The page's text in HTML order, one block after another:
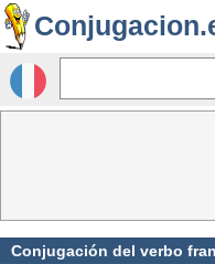
Conjugación del verbo